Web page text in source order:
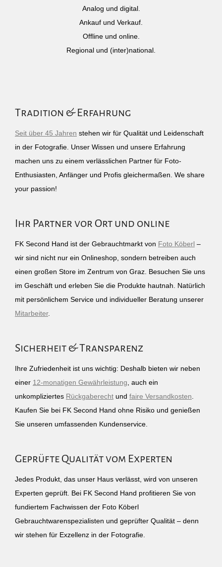
Analog und digital.
Ankauf und Verkauf.
Offline und online.
Regional und (inter)national.
Tradition & Erfahrung
Seit über 45 Jahren stehen wir für Qualität und Leidenschaft
in der Fotografie. Unser Wissen und unsere Erfahrung
machen uns zu einem verlässlichen Partner für Foto-
Enthusiasten, Anfänger und Profis gleichermaßen. We share
your passion!
Ihr Partner vor Ort und online
FK Second Hand ist der Gebrauchtmarkt von Foto Köberl –
wir sind nicht nur ein Onlineshop, sondern betreiben auch
einen großen Store im Zentrum von Graz. Besuchen Sie uns
im Geschäft und erleben Sie die Produkte hautnah. Natürlich
mit persönlichem Service und individueller Beratung unserer
Mitarbeiter.
Sicherheit & Transparenz
Ihre Zufriedenheit ist uns wichtig: Deshalb bieten wir neben
einer 12-monatigen Gewährleistung , auch ein
unkompliziertes Rückgaberecht und faire Versandkosten
Kaufen Sie bei FK Second Hand ohne Risiko und genießen
Sie unseren umfassenden Kundenservice.
Geprüfte Qualität vom Experten
Jedes Produkt, das unser Haus verlässt, wird von unseren
Experten geprüft. Bei FK Second Hand profitieren Sie von
fundiertem Fachwissen der Foto Köberl
Gebrauchtwarenspezialisten und geprüfter Qualität – denn
wir stehen für Exzellenz in der Fotografie.